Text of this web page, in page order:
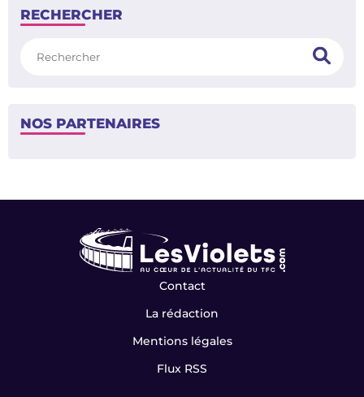
RECHERCHER
NOS PARTENAIRES
Contact
La rédaction
Mentions légales
Flux RSS